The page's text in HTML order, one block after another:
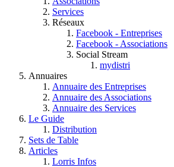
Services
Réseaux
Facebook - Entreprises
Facebook - Associations
Social Stream
mydistri
Annuaires
Annuaire des Entreprises
Annuaire des Associations
Annuaire des Services
Le Guide
Distribution
Sets de Table
Articles
Lorris Infos